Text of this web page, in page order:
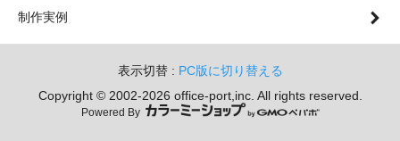
制作実例
表示切替 : PC版に切り替える
Copyright © 2002-2026 office-port,inc. All rights reserved.
Powered By